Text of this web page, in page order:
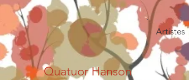
Artistes
Quatuor Hanson